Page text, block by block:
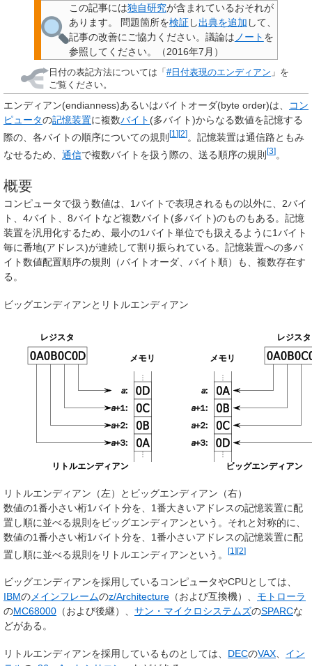
この記事には独自研究が含まれているおそれが
あります。
問題箇所を検証し出典を追加 して、
記事の改善にご協力ください。議論は ノート を
参照してください。
（2016年7月 ）
日付の表記方法については「#日付表現のエンディアン 」を
ご覧ください。
エンディアン(endianness)あるいはバイトオーダ(byte order)は、
コン
ピュータの記憶装置に複数バイト (多バイト)からなる数値を記憶する
際の、各バイトの順序についての規則 [1 ][2] 。記憶装置は通信路ともみ
なせるため、 通信で複数バイトを扱う際の、送る順序の規則[3]。
概要
コンピュータで扱う数値は、1バイトで表現されるもの以外に、2バイ
ト、4バイト、8バイトなど複数バイト(多バイト)のものもある。記憶
装置を汎用化するため、最小の1バイト単位でも扱えるように1バイト
毎に番地(アドレス)が連続して割り振られている。記憶装置への多バ
イト数値配置順序の規則（バイトオーダ、バイト順）も、複数存在す
る。
ビッグエンディアンとリトルエンディアン
リトルエンディアン（左）とビッグエンディアン（右）
数値の1番小さい桁1バイト分を、1番大きいアドレスの記憶装置に配
置し順に並べる規則をビッグエンディアンという。それと対称的に、
数値の1番小さい桁1バイト分を、1番小さいアドレスの記憶装置に配
置し順に並べる規則を リトルエンディアンという。 [1 ][2]
ビッグエンディアンを採用しているコンピュータやCPUとしては、
IBMの メインフレームのz/Architecture （および互換機）、 モトローラ
のMC68000 （および後継）、 サン・マイクロシステムズのSPARCな
どがある。
リトルエンディアンを採用しているものとしては、 DECのVAX
イン